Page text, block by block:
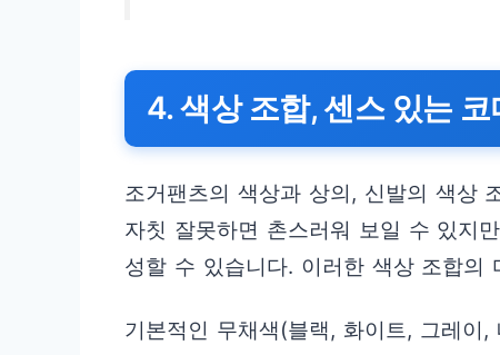
4. 색상 조합, 센스 있는
조거팬츠의 색상과 상의, 신발의 색상
자칫 잘못하면 촌스러워 보일 수 있지
성할 수 있습니다. 이러한 색상 조합의
기본적인 무채색(블랙, 화이트, 그레이